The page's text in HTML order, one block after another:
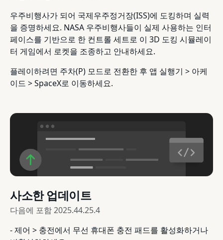
우주비행사가 되어 국제우주정거장(ISS)에 도킹하며 실력
을 증명하세요. NASA 우주비행사들이 실제 사용하는 인터
페이스를 기반으로 한 컨트롤 세트로 이 3D 도킹 시뮬레이
터 게임에서 로켓을 조종하고 안내하세요.
플레이하려면 주차(P) 모드로 전환한 후 앱 실행기 > 아케
이드 > SpaceX로 이동하세요.
사소한 업데이트
다음에 포함2025.44.25.4
- 제어 > 충전에서 무선 휴대폰 충전 패드를 활성화하거나